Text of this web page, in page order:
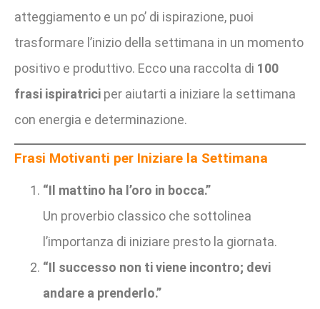
atteggiamento e un po’ di ispirazione, puoi
trasformare l’inizio della settimana in un momento
positivo e produttivo. Ecco una raccolta di 100
frasi ispiratrici per aiutarti a iniziare la settimana
con energia e determinazione.
Frasi Motivanti per Iniziare la Settimana
“Il mattino ha l’oro in bocca.”
Un proverbio classico che sottolinea
l’importanza di iniziare presto la giornata.
“Il successo non ti viene incontro; devi
andare a prenderlo.”